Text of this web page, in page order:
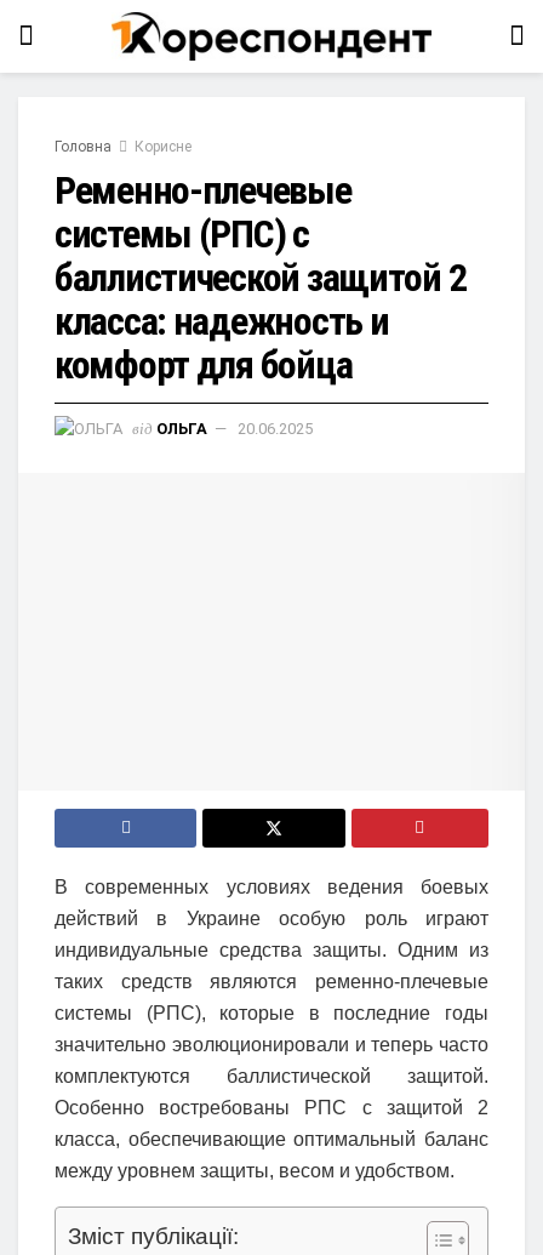
Головна Корисне
Ременно-плечевые
системы (РПС) с
баллистической защитой 2
класса: надежность и
комфорт для бойца
від ОЛЬГА 20.06.2025
В современных условиях ведения боевых
действий в Украине особую роль играют
индивидуальные средства защиты. Одним из
таких средств являются ременно-плечевые
системы (РПС), которые в последние годы
значительно эволюционировали и теперь часто
комплектуются баллистической защитой.
Особенно востребованы РПС с защитой 2
класса, обеспечивающие оптимальный баланс
между уровнем защиты, весом и удобством.
Зміст публікації: